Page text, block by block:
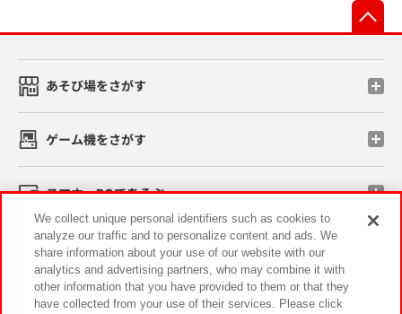
あそび場をさがす
ゲーム機をさがす
スマホ・PCであそぶ
イベント・キャンペーン
We collect unique personal identifiers such as cookies to
analyze our traffic and to personalize content and ads. We
share information about your use of our website with our
analytics and advertising partners, who may combine it with
other information that you have provided to them or that they
have collected from your use of their services. Please click